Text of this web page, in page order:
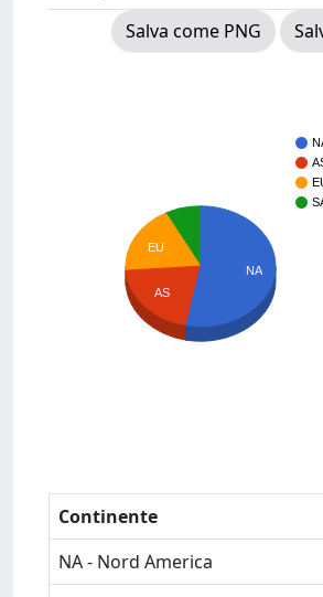
Salva come PNG
EU
AS
NA
Continente
NA - Nord America